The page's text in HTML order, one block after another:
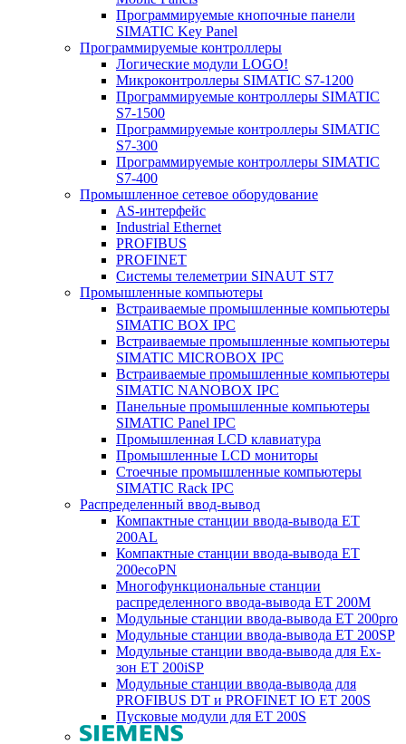
Программируемые кнопочные панели
SIMATIC Key Panel
Программируемые контроллеры
Логические модули LOGO!
Микроконтроллеры SIMATIC S7-1200
Программируемые контроллеры SIMATIC
S7-1500
Программируемые контроллеры SIMATIC
S7-300
Программируемые контроллеры SIMATIC
S7-400
Промышленное сетевое оборудование
AS-интерфейс
Industrial Ethernet
PROFIBUS
PROFINET
Системы телеметрии SINAUT ST7
Промышленные компьютеры
Встраиваемые промышленные компьютеры
SIMATIC BOX IPC
Встраиваемые промышленные компьютеры
SIMATIC MICROBOX IPC
Встраиваемые промышленные компьютеры
SIMATIC NANOBOX IPC
Панельные промышленные компьютеры
SIMATIC Panel IPC
Промышленная LCD клавиатура
Промышленные LCD мониторы
Стоечные промышленные компьютеры
SIMATIC Rack IPC
Распределенный ввод-вывод
Компактные станции ввода-вывода ET
200AL
Компактные станции ввода-вывода ET
200ecoPN
Многофункциональные станции
распределенного ввода-вывода ET 200M
Модульные станции ввода-вывода ET 200pro
Модульные станции ввода-вывода ET 200SP
Модульные станции ввода-вывода для Ex-
зон ET 200iSP
Модульные станции ввода-вывода для
PROFIBUS DT и PROFINET IO ET 200S
Пусковые модули для ET 200S